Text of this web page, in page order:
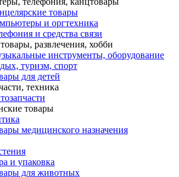
товары
и оргтехника
и средства связи
развлечения, хобби
инструменты, оборудование
туризм, спорт
для детей
техника
товары
медицинского назначения
и упаковка
для животных